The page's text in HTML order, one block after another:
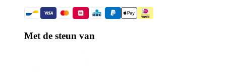
Met de steun van